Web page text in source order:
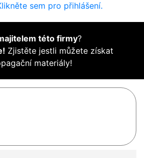
sem pro přihlášení.
této firmy?
Zjistěte jestli můžete získat
materiály!